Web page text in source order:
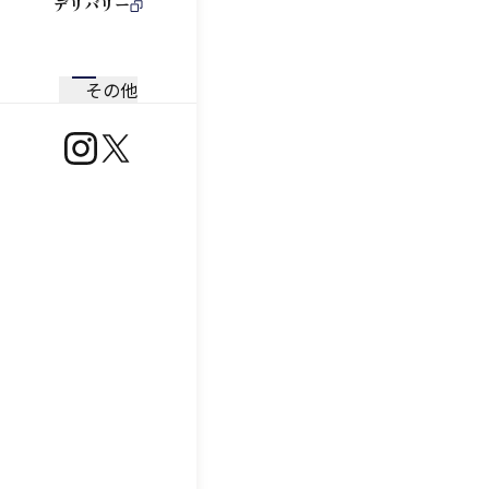
デリバリー
その他
https://www.instagram.com/ootoya.jp/
https://x.com/ootoya_gohan